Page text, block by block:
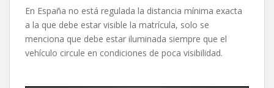
En España no está regulada la distancia mínima exacta
a la que debe estar visible la matrícula, solo se
menciona que debe estar iluminada siempre que el
vehículo circule en condiciones de poca visibilidad.